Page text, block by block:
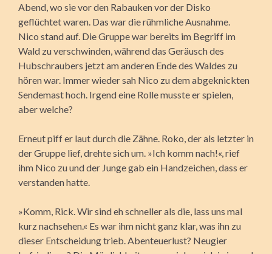
Abend, wo sie vor den Rabauken vor der Disko
geflüchtet waren. Das war die rühmliche Ausnahme.
Nico stand auf. Die Gruppe war bereits im Begriff im
Wald zu verschwinden, während das Geräusch des
Hubschraubers jetzt am anderen Ende des Waldes zu
hören war. Immer wieder sah Nico zu dem abgeknickten
Sendemast hoch. Irgend eine Rolle musste er spielen,
aber welche?
Erneut piff er laut durch die Zähne. Roko, der als letzter in
der Gruppe lief, drehte sich um. »Ich komm nach!«, rief
ihm Nico zu und der Junge gab ein Handzeichen, dass er
verstanden hatte.
»Komm, Rick. Wir sind eh schneller als die, lass uns mal
kurz nachsehen.« Es war ihm nicht ganz klar, was ihn zu
dieser Entscheidung trieb. Abenteuerlust? Neugier